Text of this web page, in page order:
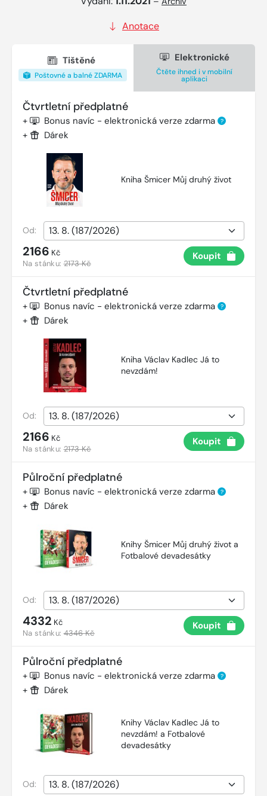
Anotace
Tištěné
Poštovné a balné ZDARMA
Elektronické
Čtěte ihned i v mobilní
aplikaci
Čtvrtletní předplatné
+ Bonus navíc - elektronická verze zdarma ?
+ Dárek
Kniha Šmicer Můj druhý život
Od:
2166 Kč
Na stánku:2173 Kč
Koupit
Čtvrtletní předplatné
+ Bonus navíc - elektronická verze zdarma ?
+ Dárek
Kniha Václav Kadlec Já to
nevzdám!
Od:
2166 Kč
Na stánku:2173 Kč
Koupit
Půlroční předplatné
+ Bonus navíc - elektronická verze zdarma ?
+ Dárek
Knihy Šmicer Můj druhý život a
Fotbalové devadesátky
Od:
4332 Kč
Na stánku:4346 Kč
Koupit
Půlroční předplatné
+ Bonus navíc - elektronická verze zdarma ?
+ Dárek
Knihy Václav Kadlec Já to
nevzdám! a Fotbalové
devadesátky
Od: